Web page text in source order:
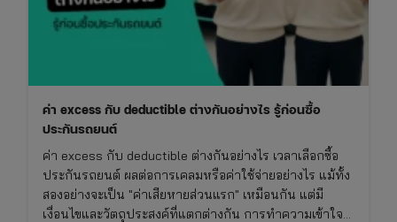
ค่า excess กับ deductible ต่างกันอย่างไร รู้ก่อนซื้อ
ประกันรถยนต์
ค่า excess กับ deductible ต่างกันอย่างไร เวลาเลือกซื้อ
ประกันรถยนต์ ผลต่อการเคลมหรือค่าใช้จ่ายอย่างไร แม้ทั้ง
สองอย่างจะเป็น "ค่าเสียหายส่วนแรก" เหมือนกัน แต่มี
เงื่อนไขและวัตถุประสงค์ที่แตกต่างกัน การทำความเข้าใจ